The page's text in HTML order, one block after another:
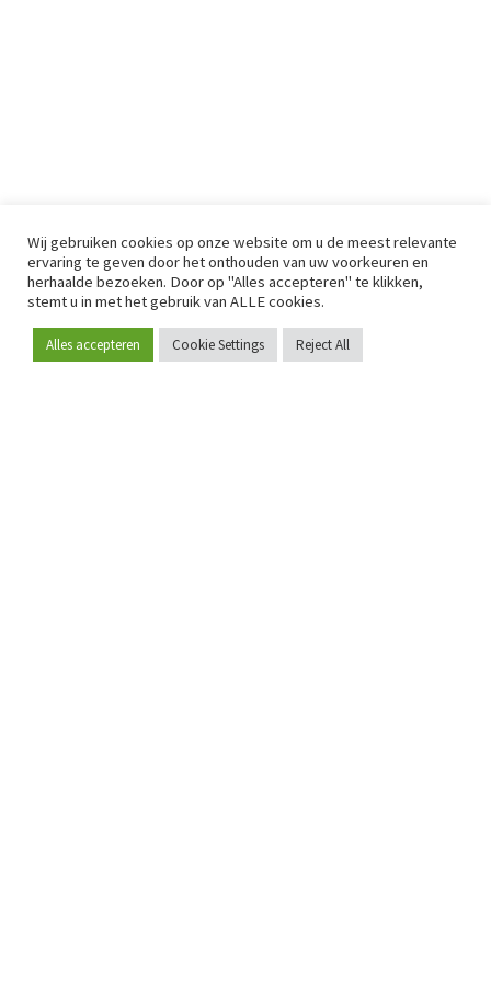
Word lid
Wij gebruiken cookies op onze website om u de meest relevante
ervaring te geven door het onthouden van uw voorkeuren en
herhaalde bezoeken. Door op "Alles accepteren" te klikken,
stemt u in met het gebruik van ALLE cookies.
Alles accepteren Cookie Settings Reject All